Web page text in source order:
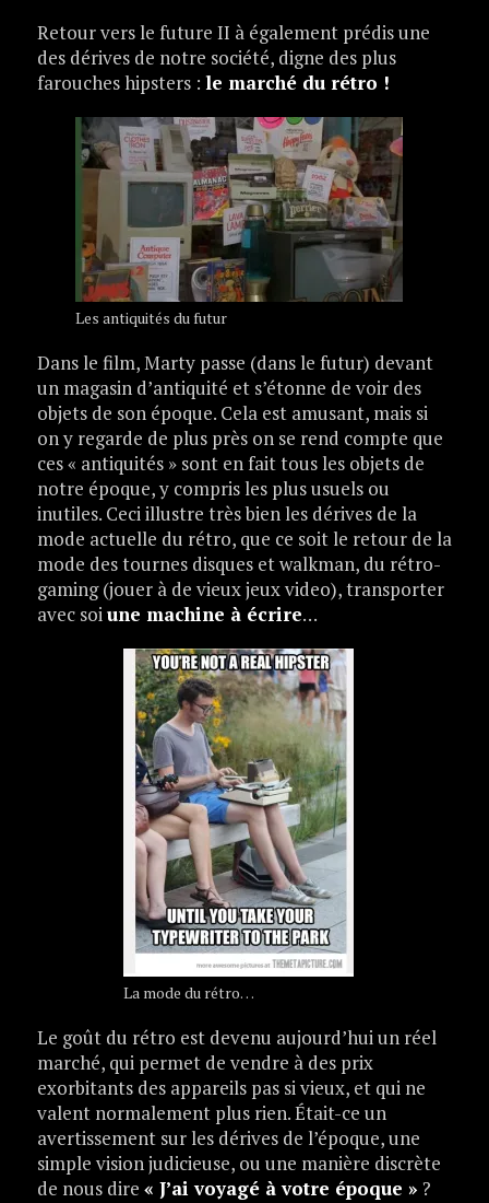
Retour vers le future II à également prédis une
des dérives de notre société, digne des plus
farouches hipsters : le marché du rétro !
Les antiquités du futur
Dans le film, Marty passe (dans le futur) devant
un magasin d’antiquité et s’étonne de voir des
objets de son époque. Cela est amusant, mais si
on y regarde de plus près on se rend compte que
ces « antiquités » sont en fait tous les objets de
notre époque, y compris les plus usuels ou
inutiles. Ceci illustre très bien les dérives de la
mode actuelle du rétro, que ce soit le retour de la
mode des tournes disques et walkman, du rétro-
gaming (jouer à de vieux jeux video), transporter
avec soiune machine à écrire…
La mode du rétro…
Le goût du rétro est devenu aujourd’hui un réel
marché, qui permet de vendre à des prix
exorbitants des appareils pas si vieux, et qui ne
valent normalement plus rien. Était-ce un
avertissement sur les dérives de l’époque, une
simple vision judicieuse, ou une manière discrète
de nous dire « J’ai voyagé à votre époque » ?